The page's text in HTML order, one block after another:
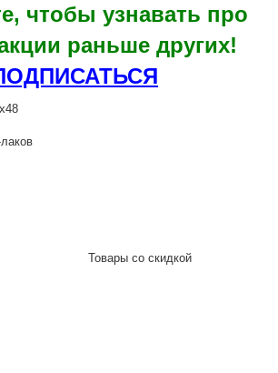
чтобы узнавать про
раньше других!
Товары со скидкой